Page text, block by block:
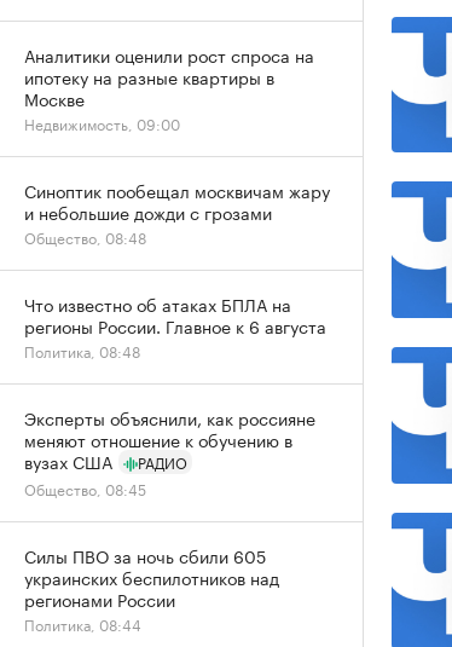
Аналитики оценили рост спроса на
ипотеку на разные квартиры в
Москве
Недвижимость, 09:00
Синоптик пообещал москвичам жару
и небольшие дожди с грозами
Общество, 08:48
Что известно об атаках БПЛА на
регионы России. Главное к 6 августа
Политика, 08:48
Эксперты объяснили, как россияне
меняют отношение к обучению в
вузах США
РАДИО
Общество, 08:45
Силы ПВО за ночь сбили 605
украинских беспилотников над
регионами России
Политика, 08:44